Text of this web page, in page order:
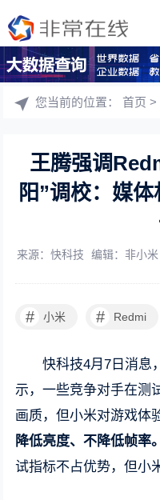
您当前的位置：首页 >
王腾强调
阳”调校：媒
来源：快科技 编辑：非小米
# 小米 # Redmi
快科技4月7日消息
示，一些竞争对手在测
画质，但小米对游戏体
降低亮度、不降低帧率
试指标不占优势，但小